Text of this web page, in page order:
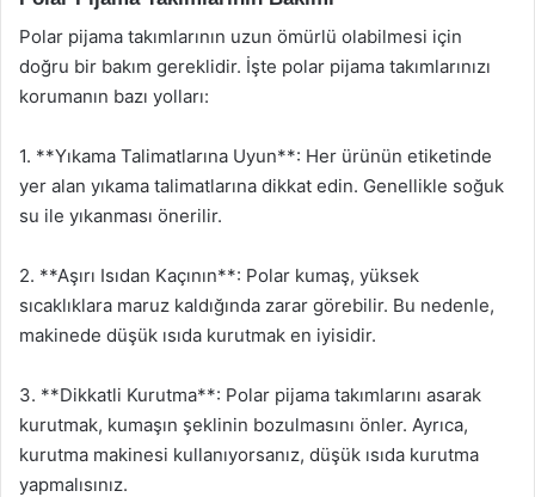
Polar pijama takımlarının uzun ömürlü olabilmesi için
doğru bir bakım gereklidir. İşte polar pijama takımlarınızı
korumanın bazı yolları:
1. **Yıkama Talimatlarına Uyun**: Her ürünün etiketinde
yer alan yıkama talimatlarına dikkat edin. Genellikle soğuk
su ile yıkanması önerilir.
2. **Aşırı Isıdan Kaçının**: Polar kumaş, yüksek
sıcaklıklara maruz kaldığında zarar görebilir. Bu nedenle,
makinede düşük ısıda kurutmak en iyisidir.
3. **Dikkatli Kurutma**: Polar pijama takımlarını asarak
kurutmak, kumaşın şeklinin bozulmasını önler. Ayrıca,
kurutma makinesi kullanıyorsanız, düşük ısıda kurutma
yapmalısınız.